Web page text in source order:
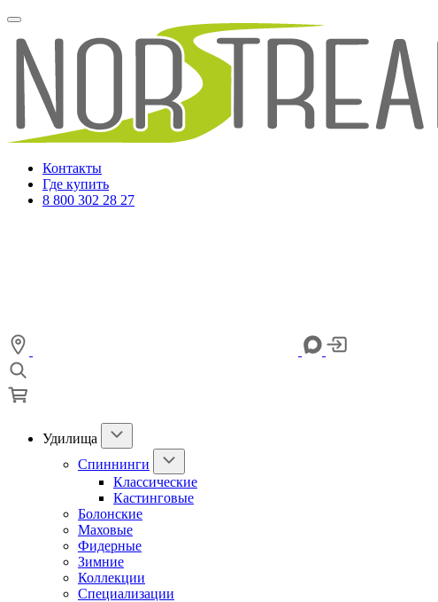
Контакты
Где купить
8 800 302 28 27
Удилища
Спиннинги
Классические
Кастинговые
Болонские
Маховые
Фидерные
Зимние
Коллекции
Специализации